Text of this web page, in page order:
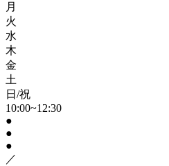
月
火
水
木
金
土
日/祝
10:00~12:30
●
●
●
／